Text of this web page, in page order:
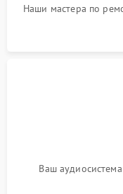
Наши мастера по
Ваш